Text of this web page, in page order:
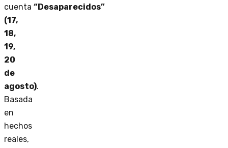
cuenta “Desaparecidos”
(17,
18,
19,
20
de
agosto).
Basada
en
hechos
reales,